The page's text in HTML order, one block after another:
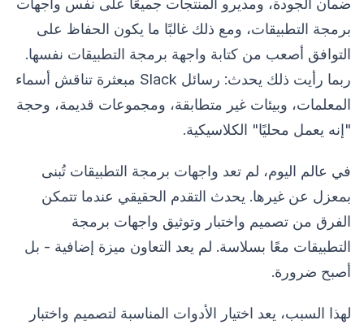
ضمان الجودة، ومديرو المنتجات جميعًا على نفس واجهات
برمجة التطبيقات، ومع ذلك غالبًا ما يكون الحفاظ على
التوافق أصعب من كتابة واجهة برمجة التطبيقات نفسها.
ربما رأيت ذلك يحدث: رسائل Slack مبعثرة تناقش أسماء
المعلمات، وبيئات غير متطابقة، ومجموعات قديمة، وحجة
"إنه يعمل محليًا" الكلاسيكية.
في عالم اليوم، لم تعد واجهات برمجة التطبيقات تُبنى
بمعزل عن غيرها. يحدث التقدم الحقيقي عندما تتمكن
الفرق من تصميم واختبار وتوثيق واجهات برمجة
التطبيقات معًا بسلاسة. لم يعد التعاون ميزة إضافية - بل
أصبح ضرورة.
لهذا السبب، يعد اختيار الأدوات المناسبة لتصميم واختبار